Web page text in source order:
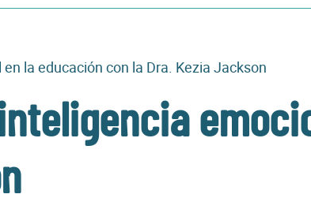
la educación con la Dra. Kezia Jackson